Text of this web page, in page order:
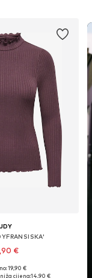
JDY
€
+ 8
XS, S, M, L, XL
19,90 €
cijena:14,90 €